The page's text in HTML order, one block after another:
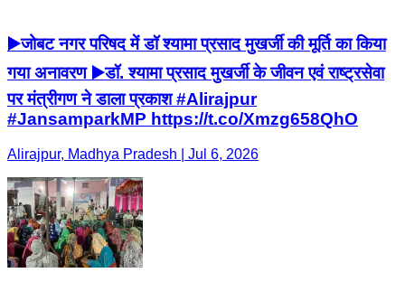
▶️जोबट नगर परिषद में डॉ श्यामा प्रसाद मुखर्जी की मूर्ति का किया
गया अनावरण ▶️डॉ. श्यामा प्रसाद मुखर्जी के जीवन एवं राष्ट्रसेवा
पर मंत्रीगण ने डाला प्रकाश #Alirajpur
#JansamparkMP https://t.co/Xmzg658QhO
Alirajpur, Madhya Pradesh | Jul 6, 2026